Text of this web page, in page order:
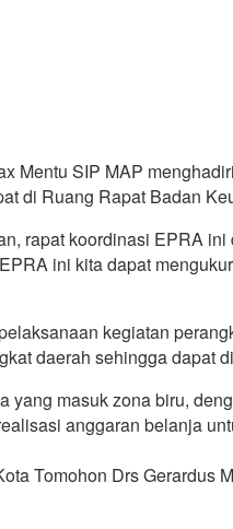
Mentu SIP MAP
di Ruang Rapat Badan
rapat koordinasi EPRA
ini kita dapat
kegiatan
daerah sehingga dapat
masuk zona biru,
anggaran belanja
Tomohon Drs Gerardus